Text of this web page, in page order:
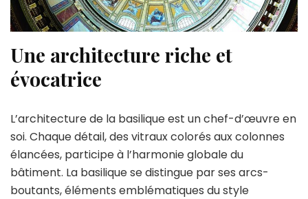
Une architecture riche et
évocatrice
L’architecture de la basilique est un chef-d’œuvre en
soi. Chaque détail, des vitraux colorés aux colonnes
élancées, participe à l’harmonie globale du
bâtiment. La basilique se distingue par ses arcs-
boutants, éléments emblématiques du style